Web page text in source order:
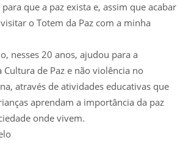
que a paz exista e, assim que acabar
o Totem da Paz com a minha
nesses 20 anos, ajudou para a
de Paz e não violência no
através de atividades educativas que
aprendam a importância da paz
onde vivem.